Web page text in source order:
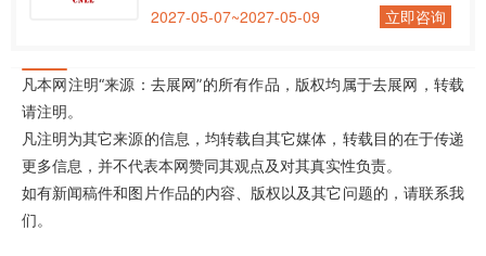
2027-05-07~2027-05-09 立即咨询
凡本网注明“来源：去展网”的所有作品，版权均属于去展网，转载
请注明。
凡注明为其它来源的信息，均转载自其它媒体，转载目的在于传递
更多信息，并不代表本网赞同其观点及对其真实性负责。
如有新闻稿件和图片作品的内容、版权以及其它问题的，请联系我
们。